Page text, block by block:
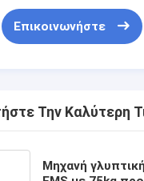
Επικοινωνήστε
Την Καλύτερη
Μηχανή